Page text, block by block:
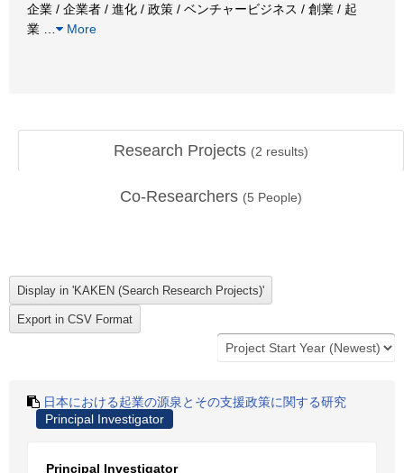
企業 / 企業者 / 進化 / 政策 / ベンチャービジネス / 創業 / 起
業
More
Research Projects (2 results)
Co-Researchers (5 People)
日本における起業の源泉とその支援政策に関する研究
Principal Investigator
Principal Investigator